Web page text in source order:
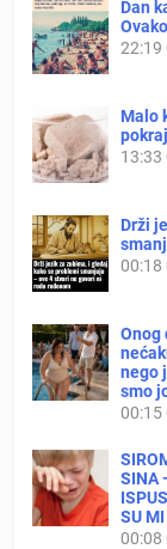
Dan
22:19
Malo
13:33
Drži
00:18
Onog
nego
smo
00:15
SINA
SU
00:08